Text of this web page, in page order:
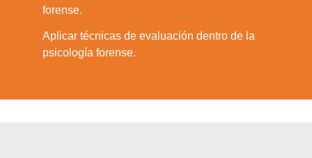
forense.
Aplicar técnicas de evaluación dentro de la
psicología forense.